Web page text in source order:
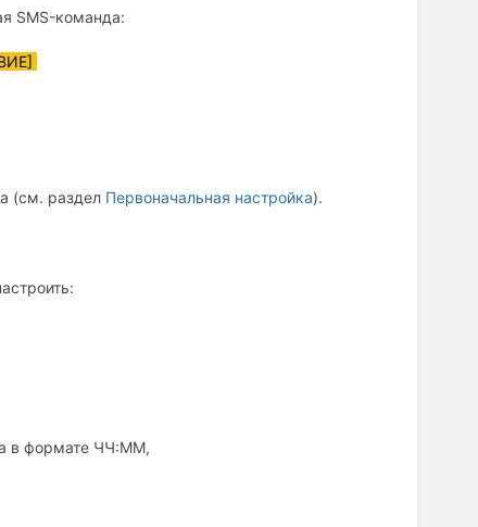
SMS-команда:
(см. раздел Первоначальная настройка).
в формате ЧЧ:ММ,